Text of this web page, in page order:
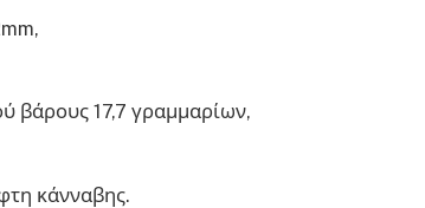
βάρους 17,7 γραμμαρίων,
κάνναβης.